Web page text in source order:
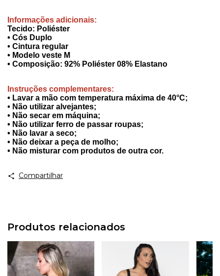
Informações adicionais:
Tecido: Poliéster
• Cós Duplo
• Cintura regular
• Modelo veste M
• Composição: 92% Poliéster 08% Elastano
Instruções complementares:
• Lavar a mão com temperatura máxima de 40°C;
• Não utilizar alvejantes;
• Não secar em máquina;
• Não utilizar ferro de passar roupas;
• Não lavar a seco;
• Não deixar a peça de molho;
• Não misturar com produtos de outra cor.
Compartilhar
Produtos relacionados